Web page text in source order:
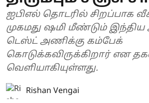
ஐபிஎல் தொடரில் சிறப்பாக
முகமது ஷமி மீண்டும்
டெஸ்ட் அணிக்கு கம்பேக்
கொடுக்கவிருக்கிறார் என
வெளியாகியுள்ளது.
Rishan Vengai